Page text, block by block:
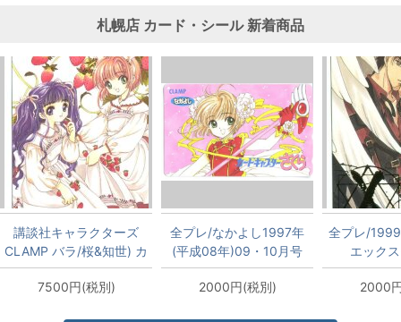
札幌店 カード・シール新着商品
講談社キャラクターズ
CLAMP バラ/桜&知世) カ
ードキャプターさくら テ
レカ
7500円(税別)
全プレ/なかよし1997年
(平成08年)09・10月号
CLAMP 木之本桜 テレカ
2000円(税別)
全プレ/
エック
2000